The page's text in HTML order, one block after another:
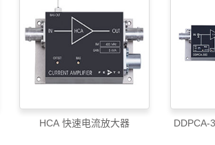
HCA 快速电流放大器
DDPCA-